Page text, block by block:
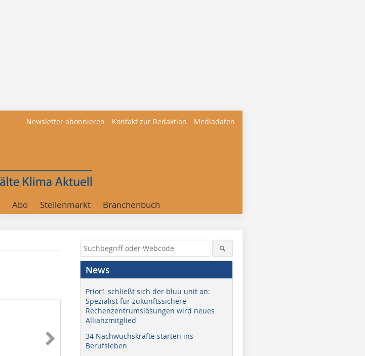
Newsletter abonnieren Kontakt zur Redaktion Mediadaten
Abo Stellenmarkt Branchenbuch
News
Prior1 schließt sich der bluu unit an:
Spezialist für zukunftssichere
Rechenzentrumslösungen wird neues
Allianzmitglied
34 Nachwuchskräfte starten ins
Berufsleben